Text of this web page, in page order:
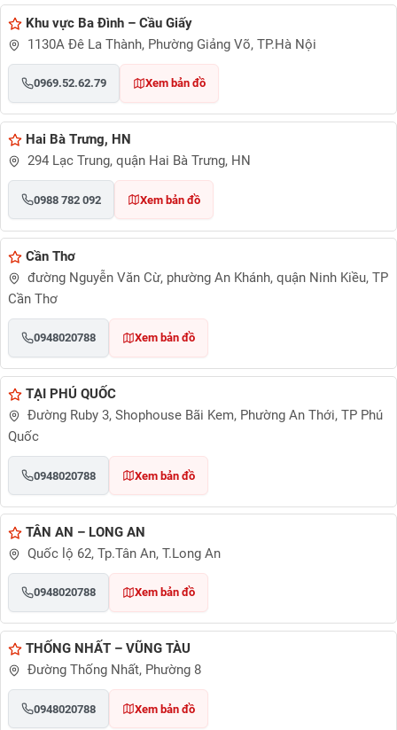
Khu vực Ba Đình – Cầu Giấy
1130A Đê La Thành, Phường Giảng Võ, TP.Hà Nội
0969.52.62.79 Xem bản đồ
Hai Bà Trưng, HN
294 Lạc Trung, quận Hai Bà Trưng, HN
0988 782 092 Xem bản đồ
Cần Thơ
đường Nguyễn Văn Cừ, phường An Khánh, quận Ninh Kiều, TP
Cần Thơ
0948020788 Xem bản đồ
TẠI PHÚ QUỐC
Đường Ruby 3, Shophouse Bãi Kem, Phường An Thới, TP Phú
Quốc
0948020788 Xem bản đồ
TÂN AN – LONG AN
Quốc lộ 62, Tp.Tân An, T.Long An
0948020788 Xem bản đồ
THỐNG NHẤT – VŨNG TÀU
Đường Thống Nhất, Phường 8
0948020788 Xem bản đồ